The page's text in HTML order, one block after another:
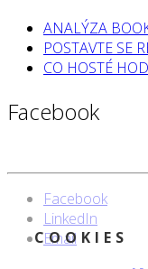
COOKIES
ANALÝZA
POSTAVTE SE
CO HOSTÉ
Facebook
Facebook
LinkedIn
Email